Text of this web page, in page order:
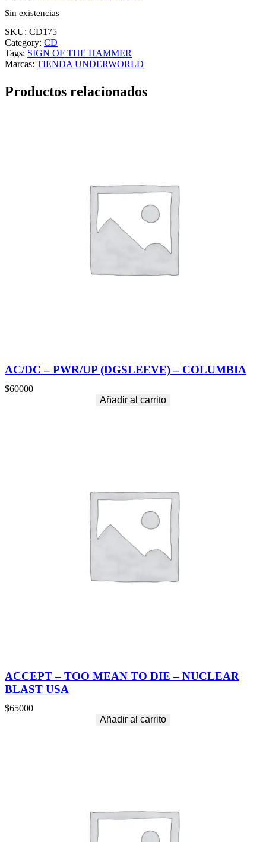
Sin existencias
SKU: CD175
Category: CD
Tags: SIGN OF THE HAMMER
Marcas: TIENDA UNDERWORLD
Productos relacionados
AC/DC – PWR/UP (DGSLEEVE) – COLUMBIA
$60000
Añadir al carrito
ACCEPT – TOO MEAN TO DIE – NUCLEAR
BLAST USA
$65000
Añadir al carrito